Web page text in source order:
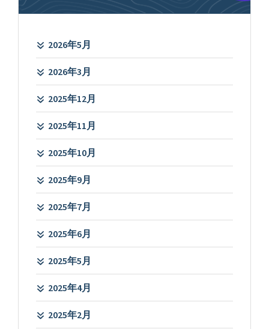
2026年5月
2026年3月
2025年12月
2025年11月
2025年10月
2025年9月
2025年7月
2025年6月
2025年5月
2025年4月
2025年2月